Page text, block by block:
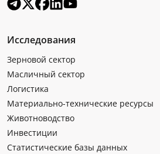
Исследования
Зерновой сектор
Масличный сектор
Логистика
Материально-технические ресурсы
Животноводство
Инвестиции
Статистические базы данных